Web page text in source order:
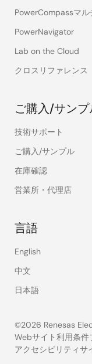
PowerCompassマ
PowerNavigator
Lab on the Cloud
クロスリファレンス
ご購入/サンプ
技術サポート
ご購入/サンプル
在庫確認
営業所・代理店
言語
English
中文
日本語
©2026 Renesas
Legal
Webサイト利用条件
アクセシビリティサ